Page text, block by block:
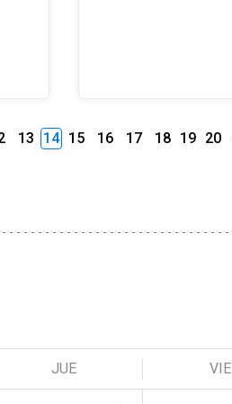
13 14 15 16 17 18 19 20
JUE VIE